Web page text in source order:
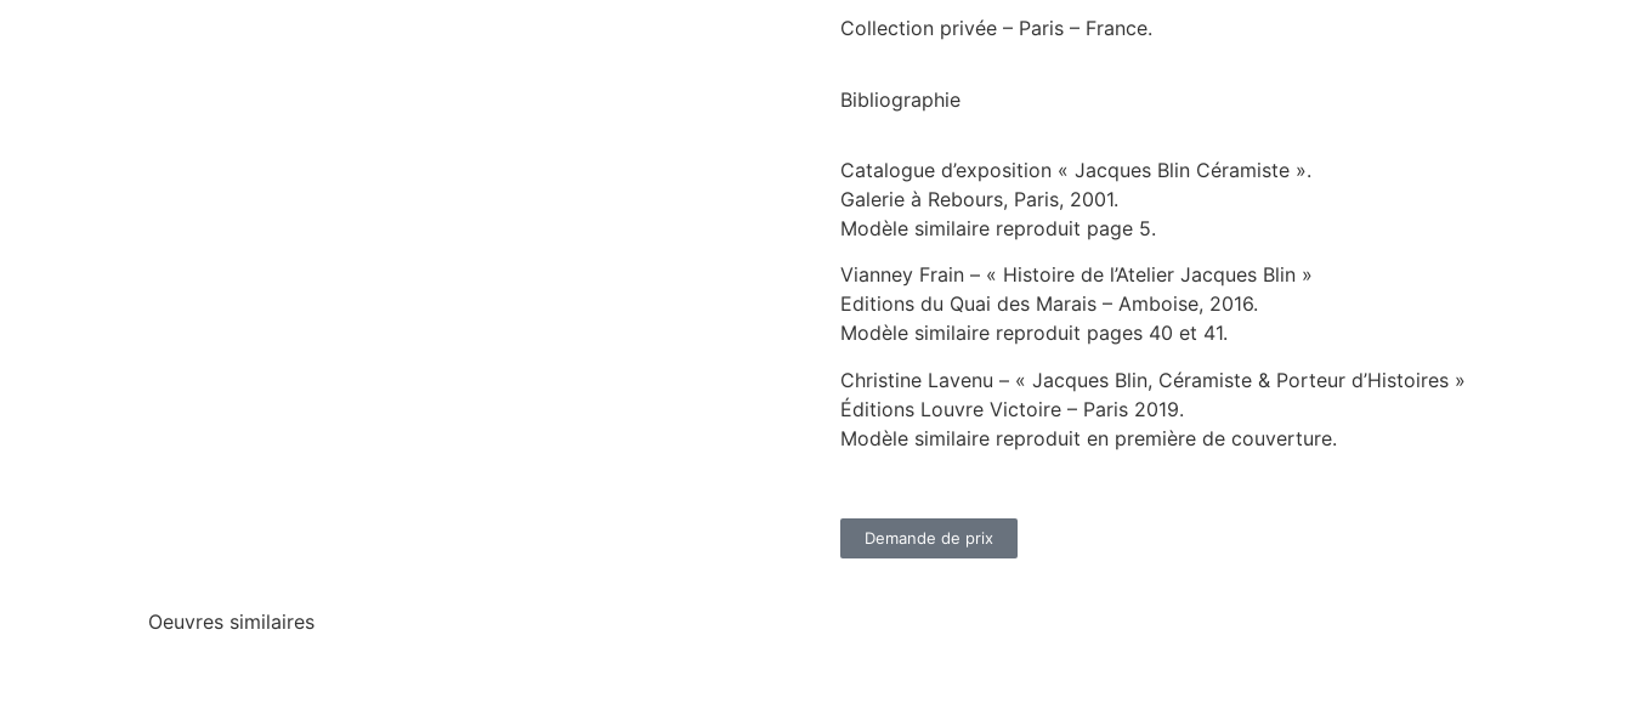
Collection privée – Paris – France.
Bibliographie
Catalogue d’exposition « Jacques Blin Céramiste ».
Galerie à Rebours, Paris, 2001.
Modèle similaire reproduit page 5.
Vianney Frain – « Histoire de l’Atelier Jacques Blin »
Editions du Quai des Marais – Amboise, 2016.
Modèle similaire reproduit pages 40 et 41.
Christine Lavenu – « Jacques Blin, Céramiste & Porteur d’Histoires »
Éditions Louvre Victoire – Paris 2019.
Modèle similaire reproduit en première de couverture.
Demande de prix
Oeuvres similaires